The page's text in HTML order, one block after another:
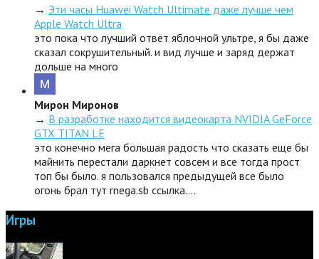
→ Эти часы Huawei Watch Ultimate даже лучше чем
Apple Watch Ultra
это пока что лучший ответ яблочной ультре, я бы даже
сказал сокрушительный. и вид лучше и заряд держат
дольше на много
Мирон Миронов
→ В разработке находится видеокарта NVIDIA GeForce
GTX TITAN LE
это конечно мега большая радость что сказать еще бы
майнить перестали даркнет совсем и все тогда прост
топ бы было. я пользовался предыдущей все было
огонь брал тут rnega.sb ссылка.…
Игры